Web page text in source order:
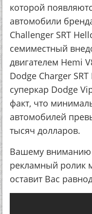
которой
автомобили
Challenger SRT
семиместный
двигателем Hemi
Dodge Charger
суперкар Dodge
факт, что
автомобилей
тысяч долларов.
Вашему вниманию
рекламный ролик
оставит Вас